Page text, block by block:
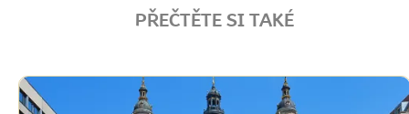
PŘEČTĚTE SI TAKÉ